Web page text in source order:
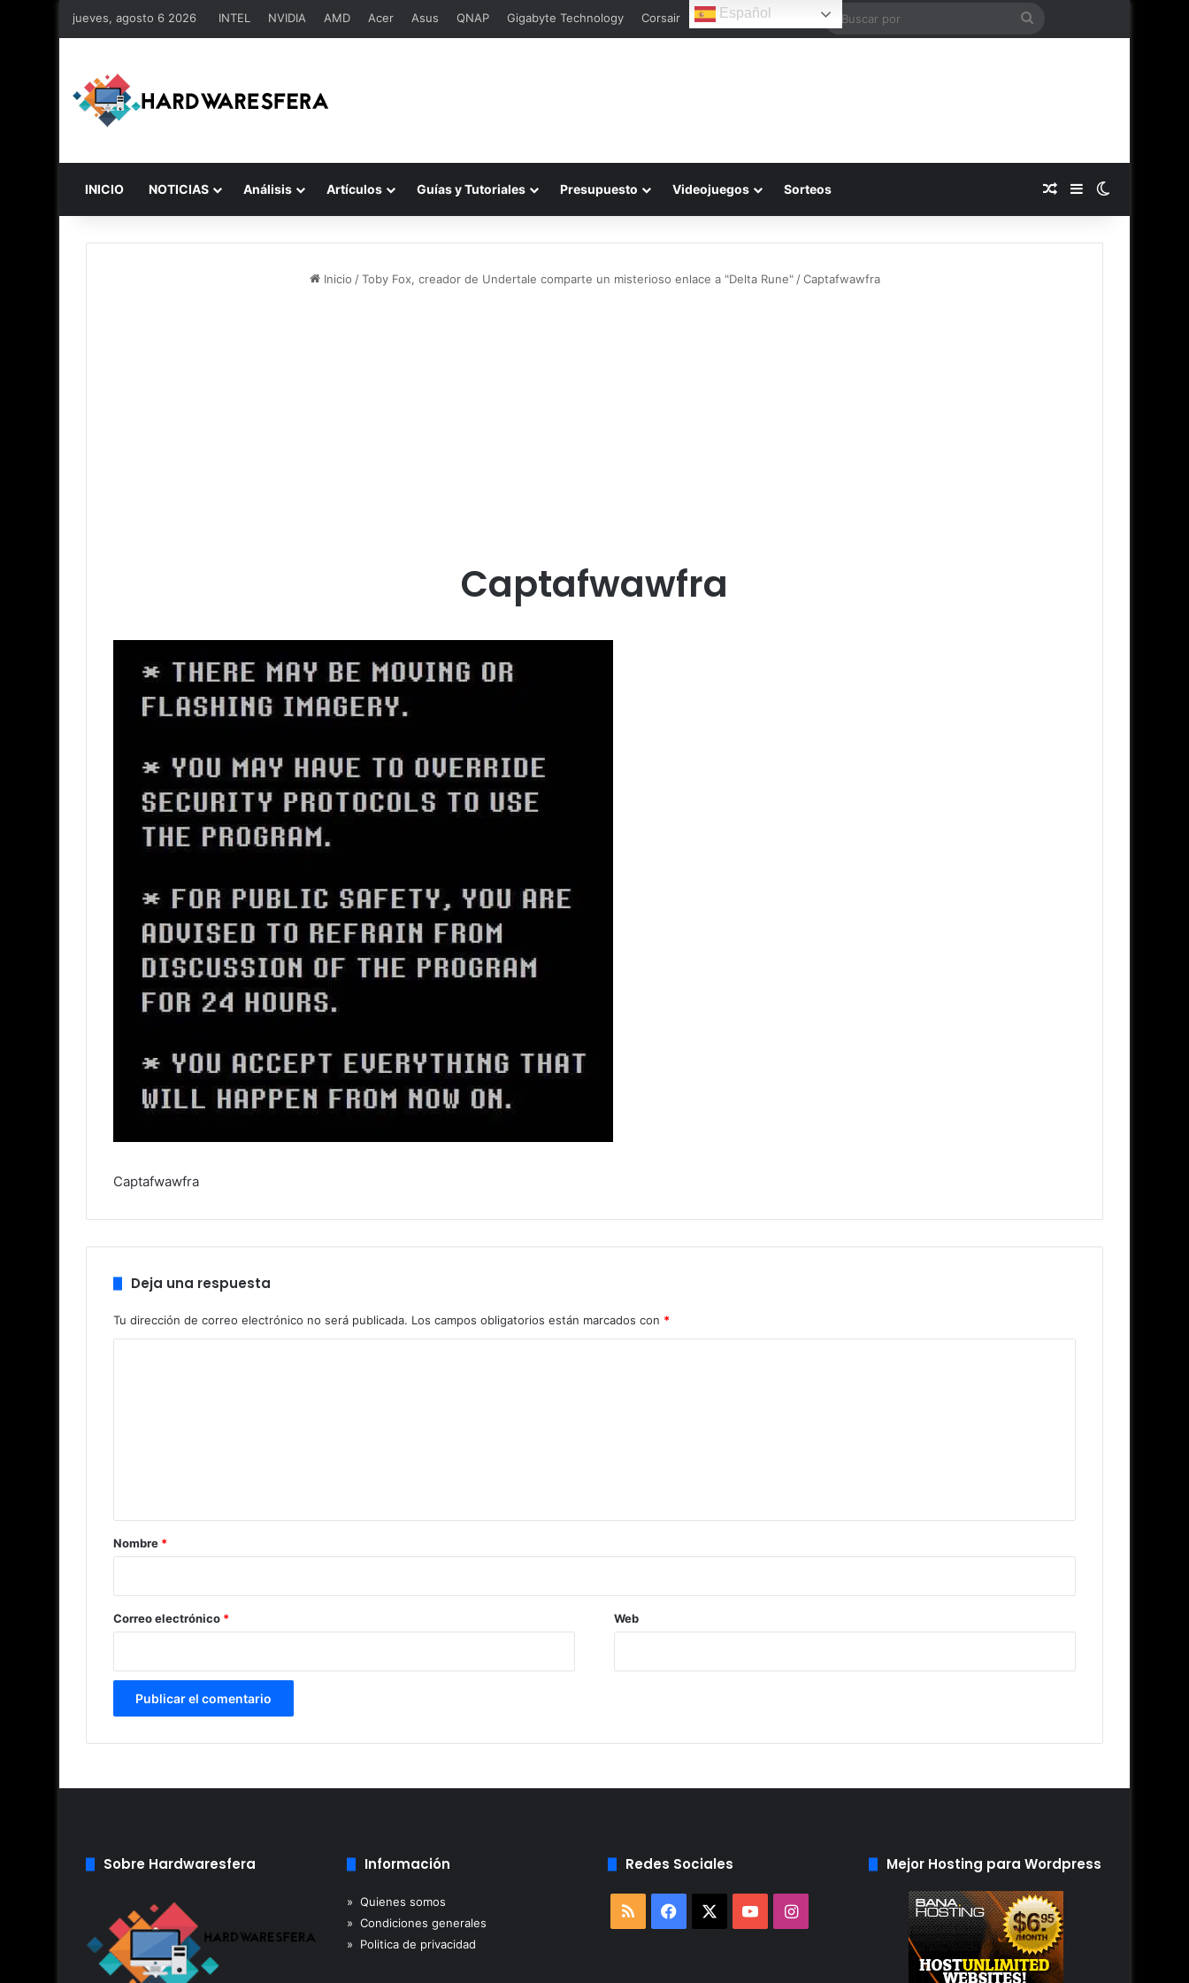
jueves, agosto 6 2026 INTEL NVIDIA AMD Acer Asus QNAP Gigabyte Technology Corsair Español
Buscar
INICIO NOTICIAS Análisis Artículos Guías y Tutoriales Presupuesto Videojuegos Sorteos Publicación al azar
Barra lateral
Inicio / Toby Fox, creador de Undertale comparte un misterioso enlace a "Delta Rune" / Captafwawfra
Captafwawfra
Captafwawfra
Deja una respuesta
Tu dirección de correo electrónico no será publicada. Los campos obligatorios están marcados con *
r
*
Nombre *
Correo electrónico * Web
Sobre Hardwaresfera Información
» Quienes somos
» Condiciones generales
» Politica de privacidad
Redes Sociales
RSS Facebook YouTubeInstagram
Mejor Hosting para Wordpress